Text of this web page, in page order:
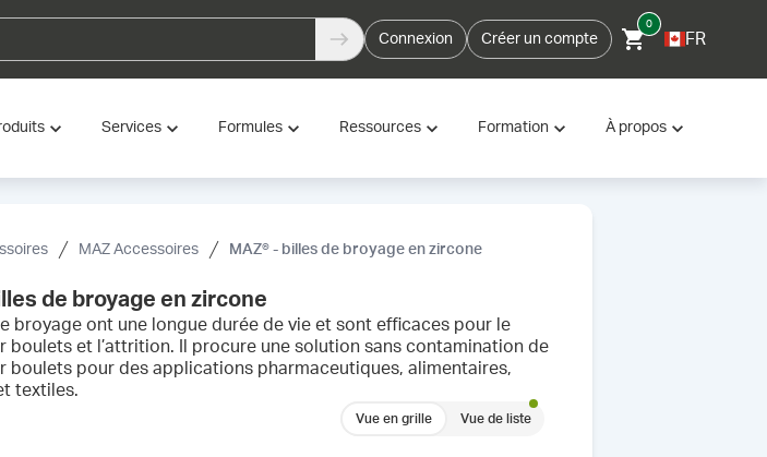
Connexion Créer un compte
0
FR
Services Formules Ressources Formation À propos
MAZ Accessoires MAZ® - billes de broyage en zircone
de broyage en zircone
broyage ont une longue durée de vie et sont efficaces pour le
boulets et l’attrition. Il procure une solution sans contamination de
boulets pour des applications pharmaceutiques, alimentaires,
textiles.
Vue en grille Vue de liste